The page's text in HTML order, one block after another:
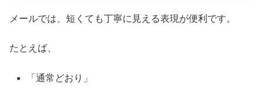
メールでは、短くても丁寧に見える表現が便利です。
たとえば、
「通常どおり」